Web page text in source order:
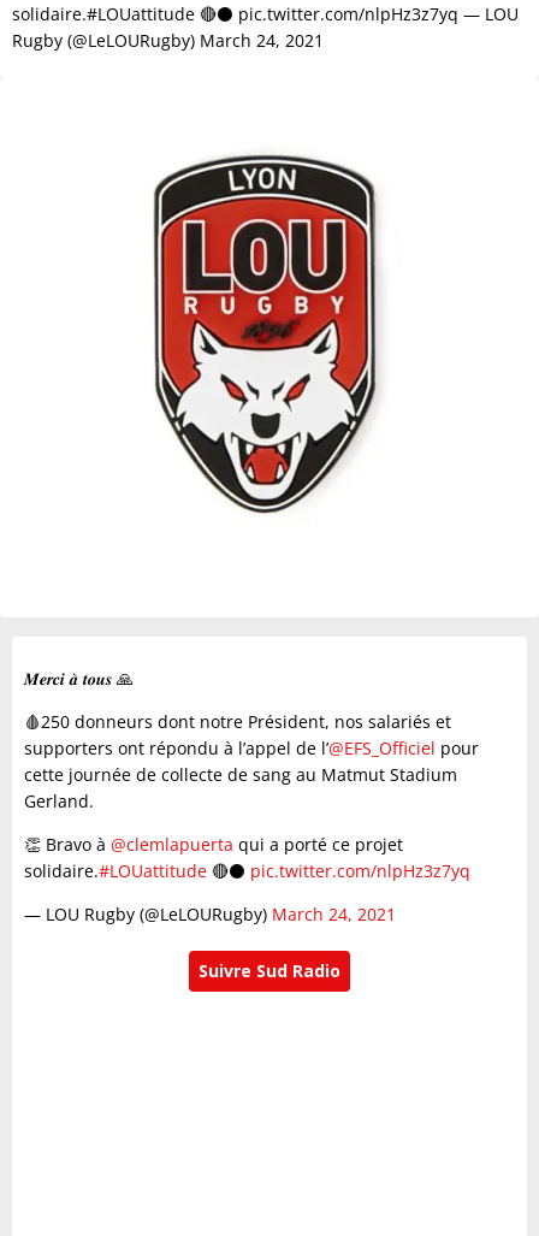
solidaire.#LOUattitude 🔴⚫️ pic.twitter.com/nlpHz3z7yq — LOU
Rugby (@LeLOURugby) March 24, 2021
𝑴𝒆𝒓𝒄𝒊 𝒂̀ 𝒕𝒐𝒖𝒔 🙏
🩸250 donneurs dont notre Président, nos salariés et
supporters ont répondu à l’appel de l’@EFS_Officiel pour
cette journée de collecte de sang au Matmut Stadium
Gerland.
👏 Bravo à @clemlapuerta qui a porté ce projet
solidaire.#LOUattitude 🔴⚫️ pic.twitter.com/nlpHz3z7yq
— LOU Rugby (@LeLOURugby) March 24, 2021
Suivre Sud Radio